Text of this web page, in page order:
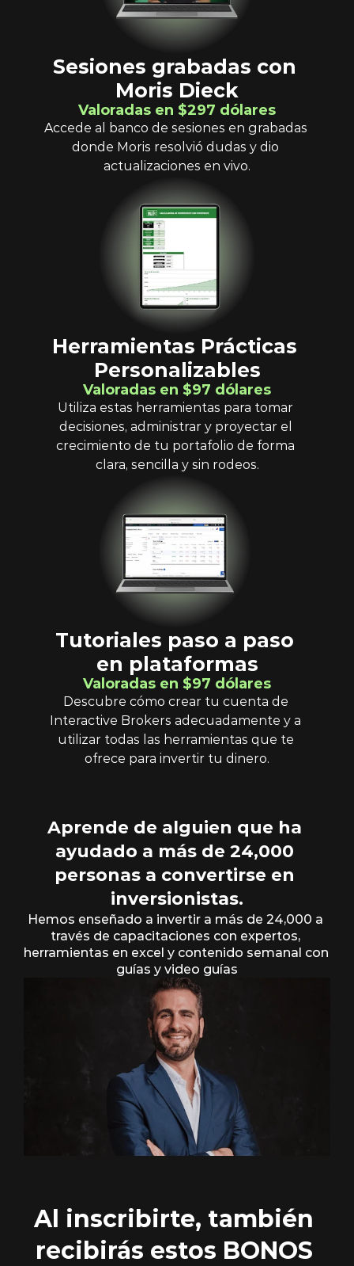
Sesiones grabadas con
Moris Dieck
Valoradas en $297 dólares
Accede al banco de sesiones en grabadas
donde Moris resolvió dudas y dio
actualizaciones en vivo.
Herramientas Prácticas
Personalizables
Valoradas en $97 dólares
Utiliza estas herramientas para tomar
decisiones, administrar y proyectar el
crecimiento de tu portafolio de forma
clara, sencilla y sin rodeos.
Tutoriales paso a paso
en plataformas
Valoradas en $97 dólares
Descubre cómo crear tu cuenta de
Interactive Brokers adecuadamente y a
utilizar todas las herramientas que te
ofrece para invertir tu dinero.
Aprende de alguien que ha
ayudado a más de 24,000
personas a convertirse en
inversionistas.
Hemos enseñado a invertir a más de 24,000 a
través de capacitaciones con expertos,
herramientas en excel y contenido semanal con
guías y video guías
Al inscribirte, también
recibirás estos BONOS